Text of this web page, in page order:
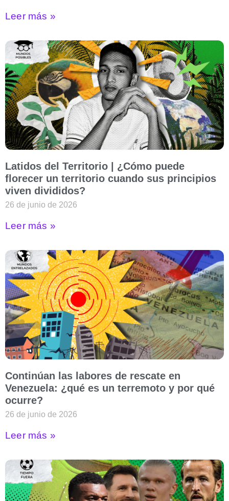
Leer más »
Latidos del Territorio | ¿Cómo puede
florecer un territorio cuando sus principios
viven divididos?
26 de junio de 2026
Leer más »
Continúan las labores de rescate en
Venezuela: ¿qué es un terremoto y por qué
ocurre?
26 de junio de 2026
Leer más »